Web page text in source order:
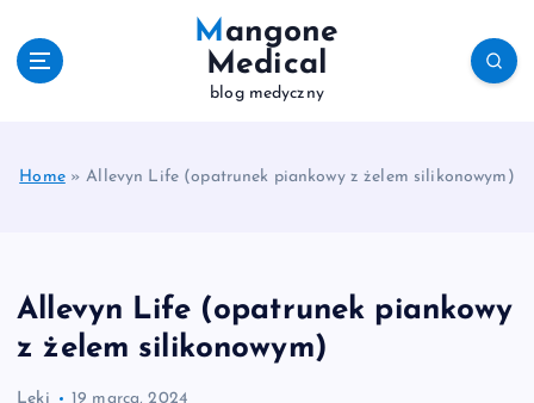
Mangone
Medical
blog medyczny
Home»Allevyn Life (opatrunek piankowy z żelem silikonowym)
Allevyn Life (opatrunek piankowy
z żelem silikonowym)
Leki 19 marca, 2024